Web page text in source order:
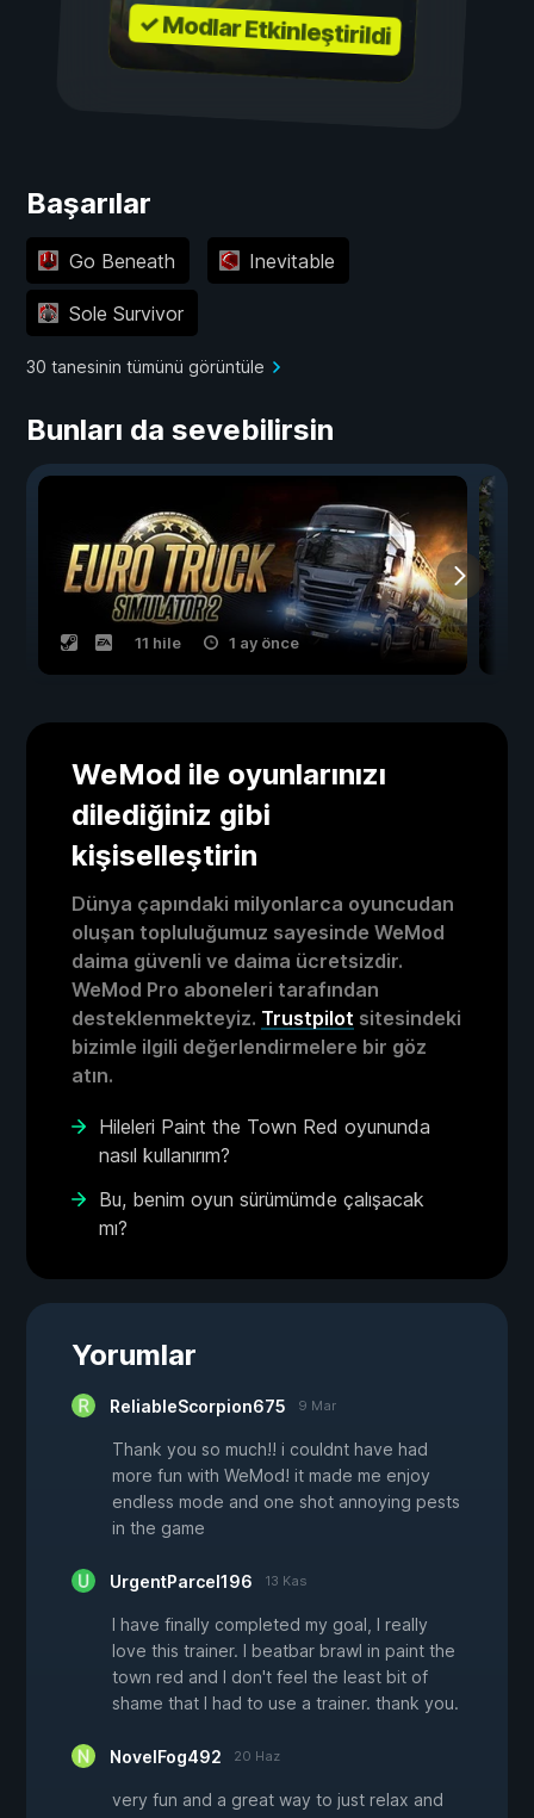
✓ Modlar Etkinleştirildi
Başarılar
Go Beneath Inevitable
Sole Survivor
30 tanesinin tümünü görüntüle
Bunları da sevebilirsin
11 hile 1 ay önce
WeMod ile oyunlarınızı
dilediğiniz gibi
kişiselleştirin
Dünya çapındaki milyonlarca oyuncudan
oluşan topluluğumuz sayesinde WeMod
daima güvenli ve daima ücretsizdir.
WeMod Pro aboneleri tarafından
desteklenmekteyiz. Trustpilot sitesindeki
bizimle ilgili değerlendirmelere bir göz
atın.
Hileleri Paint the Town Red oyununda
nasıl kullanırım?
Bu, benim oyun sürümümde çalışacak
mı?
Yorumlar
ReliableScorpion675 9 Mar
Thank you so much!! i couldnt have had
more fun with WeMod! it made me enjoy
endless mode and one shot annoying pests
in the game
UrgentParcel196 13 Kas
I have finally completed my goal, I really
love this trainer. I beatbar brawl in paint the
town red and I don't feel the least bit of
shame that I had to use a trainer. thank you.
NovelFog492 20 Haz
very fun and a great way to just relax and